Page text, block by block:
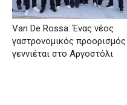
Van De Rossa: Ένας νέος
γαστρονομικός προορισμός
γεννιέται στο Αργοστόλι